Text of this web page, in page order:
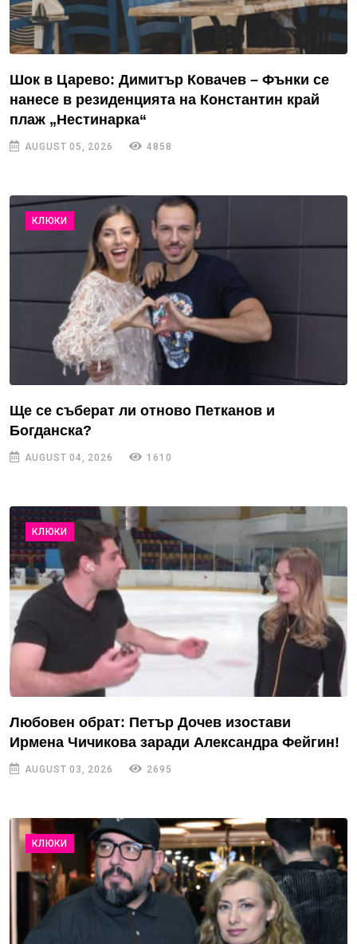
Шок в Царево: Димитър Ковачев – Фънки се
нанесе в резиденцията на Константин край
плаж „Нестинарка“
AUGUST 05, 2026 4858
КЛЮКИ
Ще се съберат ли отново Петканов и
Богданска?
AUGUST 04, 2026 1610
КЛЮКИ
Любовен обрат: Петър Дочев изостави
Ирмена Чичикова заради Александра Фейгин!
AUGUST 03, 2026 2695
КЛЮКИ